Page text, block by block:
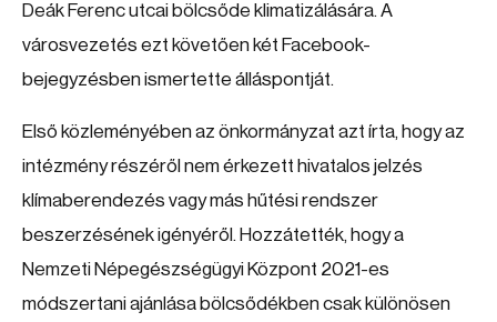
Deák Ferenc utcai bölcsőde klimatizálására. A
városvezetés ezt követően két Facebook-
bejegyzésben ismertette álláspontját.
Első közleményében az önkormányzat azt írta, hogy az
intézmény részéről nem érkezett hivatalos jelzés
klímaberendezés vagy más hűtési rendszer
beszerzésének igényéről. Hozzátették, hogy a
Nemzeti Népegészségügyi Központ 2021-es
módszertani ajánlása bölcsődékben csak különösen